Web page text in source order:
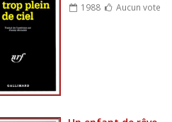
1988 Aucun vote